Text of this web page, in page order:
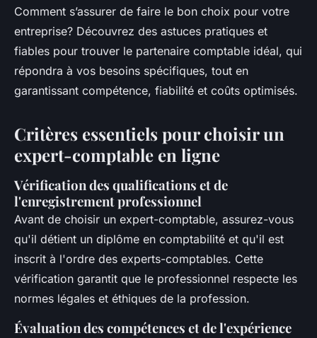
Comment s’assurer de faire le bon choix pour votre
entreprise? Découvrez des astuces pratiques et
fiables pour trouver le partenaire comptable idéal, qui
répondra à vos besoins spécifiques, tout en
garantissant compétence, fiabilité et coûts optimisés.
Critères essentiels pour choisir un
expert-comptable en ligne
Vérification des qualifications et de
l'enregistrement professionnel
Avant de choisir un expert-comptable, assurez-vous
qu'il détient un diplôme en comptabilité et qu'il est
inscrit à l'ordre des experts-comptables. Cette
vérification garantit que le professionnel respecte les
normes légales et éthiques de la profession.
Évaluation des compétences et de l'expérience